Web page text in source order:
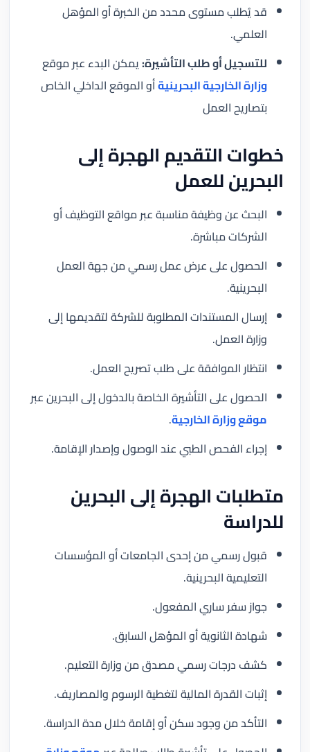
قد يُطلب مستوى محدد من الخبرة أو المؤهل
العلمي.
للتسجيل أو طلب التأشيرة:يمكن البدء عبر موقع
وزارة الخارجية البحرينيةأو الموقع الداخلي الخاص
بتصاريح العمل
خطوات التقديم الهجرة إلى
البحرين للعمل
البحث عن وظيفة مناسبة عبر مواقع التوظيف أو
الشركات مباشرة.
الحصول على عرض عمل رسمي من جهة العمل
البحرينية.
إرسال المستندات المطلوبة للشركة لتقديمها إلى
وزارة العمل.
انتظار الموافقة على طلب تصريح العمل.
الحصول على التأشيرة الخاصة بالدخول إلى البحرين عبر
موقع وزارة الخارجية.
إجراء الفحص الطبي عند الوصول وإصدار الإقامة.
متطلبات الهجرة إلى البحرين
للدراسة
قبول رسمي من إحدى الجامعات أو المؤسسات
التعليمية البحرينية.
جواز سفر ساري المفعول.
شهادة الثانوية أو المؤهل السابق.
كشف درجات رسمي مصدق من وزارة التعليم.
إثبات القدرة المالية لتغطية الرسوم والمصاريف.
التأكد من وجود سكن أو إقامة خلال مدة الدراسة.